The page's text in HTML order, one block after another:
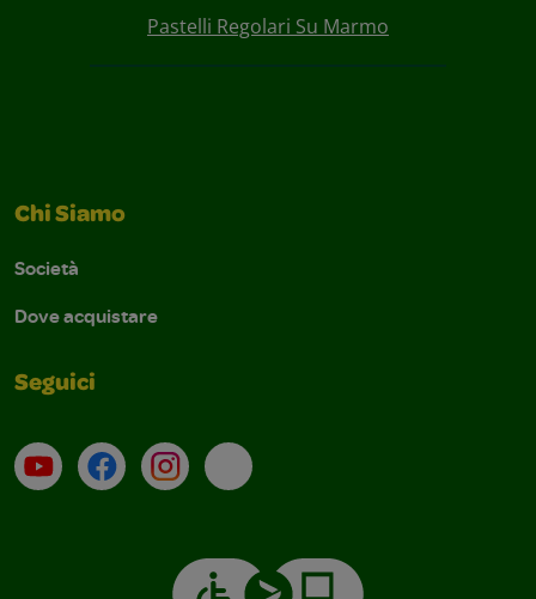
Pastelli Regolari Su Marmo
Chi Siamo
Società
Dove acquistare
Seguici
Su YouTube
ContattiProfilo Instagram
Email